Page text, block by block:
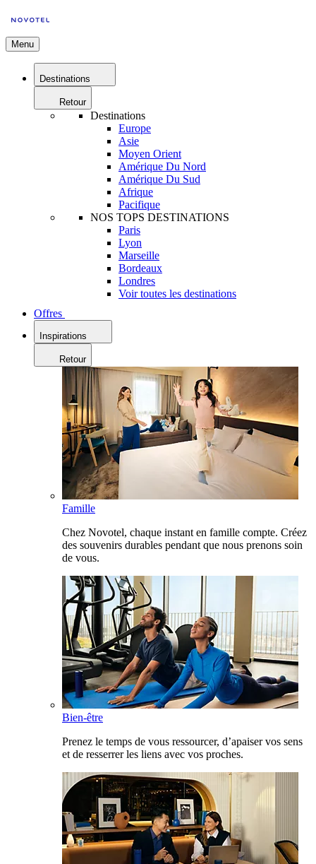
Menu
Destinations
Retour
Destinations
Europe
Asie
Moyen Orient
Amérique Du Nord
Amérique Du Sud
Afrique
Pacifique
NOS TOPS DESTINATIONS
Paris
Lyon
Marseille
Bordeaux
Londres
Voir toutes les destinations
Offres
Inspirations
Retour
Famille
Chez Novotel, chaque instant en famille compte. Créez
des souvenirs durables pendant que nous prenons soin
de vous.
Bien-être
Prenez le temps de vous ressourcer, d’apaiser vos sens
et de resserrer les liens avec vos proches.